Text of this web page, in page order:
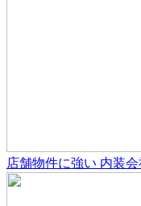
店舗物件に強い 内装